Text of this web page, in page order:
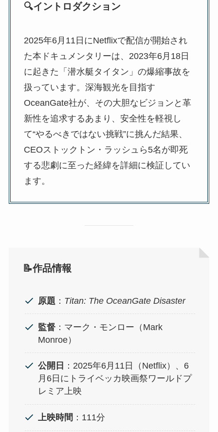
🔍イントロダクション
2025年6月11日にNetflixで配信が開始され
た本ドキュメンタリーは、2023年6月18日
に起きた「潜水艇タイタン」の爆縮事故を
扱っています。深海観光を目指す
OceanGate社が、その大胆なビジョンと革
新性を追求するあまり、安全性を軽視し
て“やるべきではない挑戦”に挑んだ結果、
CEOストックトン・ラッシュら5名が即死
する悲劇に至った経緯を詳細に検証してい
ます。
📝作品情報
原題 ： Titan: The OceanGate Disaster
監督 ：マーク・モンロー（Mark
Monroe）
公開日 ：2025年6月11日（Netflix）、6
月6日にトライベッカ映画祭ワールドプ
レミア上映
上映時間 ：111分